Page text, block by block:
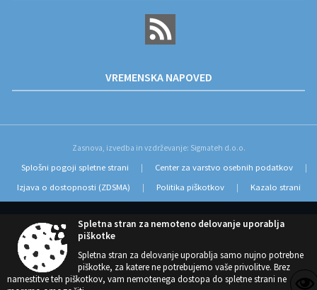
VREMENSKA NAPOVED
Zasnova, izvedba in vzdrževanje: Sigmateh d.o.o.
Splošni pogoji spletne strani Center za varstvo osebnih podatkov
Izjava o dostopnosti (ZDSMA) Politika piškotkov Kazalo strani
Spletna stran za nemoteno delovanje uporablja
piškotke
Spletna stran za delovanje uporablja samo nujno potrebne
piškotke, za katere ne potrebujemo vaše privolitve. Brez
namestitve teh piškotkov, vam nemotenega dostopa do spletne strani ne